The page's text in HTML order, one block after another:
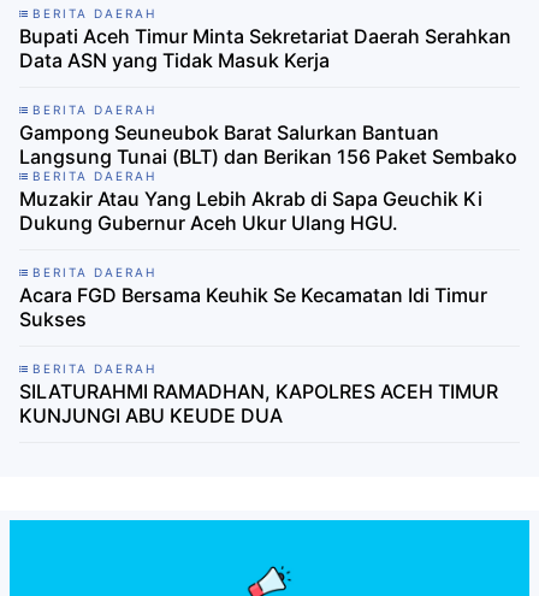
BERITA DAERAH
Bupati Aceh Timur Minta Sekretariat Daerah Serahkan
Data ASN yang Tidak Masuk Kerja
BERITA DAERAH
Gampong Seuneubok Barat Salurkan Bantuan
Langsung Tunai (BLT) dan Berikan 156 Paket Sembako
BERITA DAERAH
Muzakir Atau Yang Lebih Akrab di Sapa Geuchik Ki
Dukung Gubernur Aceh Ukur Ulang HGU.
BERITA DAERAH
Acara FGD Bersama Keuhik Se Kecamatan Idi Timur
Sukses
BERITA DAERAH
SILATURAHMI RAMADHAN, KAPOLRES ACEH TIMUR
KUNJUNGI ABU KEUDE DUA